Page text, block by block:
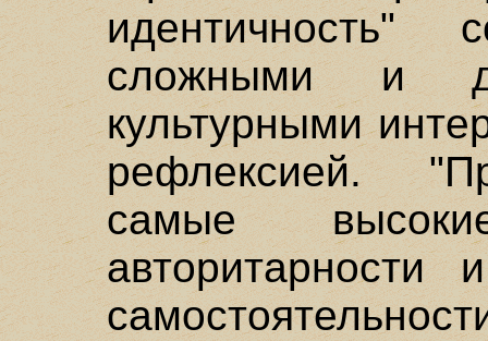
идентичность"
сложными и
культурными
рефлексией.
самые